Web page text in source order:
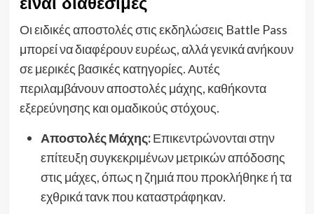
Οι ειδικές αποστολές στις εκδηλώσεις Battle Pass
μπορεί να διαφέρουν ευρέως, αλλά γενικά ανήκουν
σε μερικές βασικές κατηγορίες. Αυτές
περιλαμβάνουν αποστολές μάχης, καθήκοντα
εξερεύνησης και ομαδικούς στόχους.
Αποστολές Μάχης:Επικεντρώνονται στην
επίτευξη συγκεκριμένων μετρικών απόδοσης
στις μάχες, όπως η ζημιά που προκλήθηκε ή τα
εχθρικά τανκ που καταστράφηκαν.